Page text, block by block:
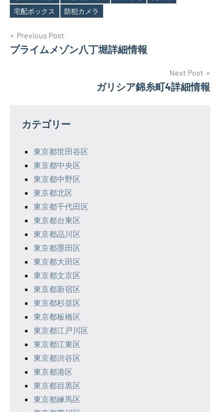
宅配ボックス
防犯カメラ
投
稿
ー
Previous Post
プライムメゾン八丁堀詳細情報
Next Post
ガリシア錦糸町4詳細情報
カテゴリー
東京都世田谷区
東京都中央区
東京都中野区
東京都北区
東京都千代田区
東京都台東区
東京都品川区
東京都墨田区
東京都大田区
東京都文京区
東京都新宿区
東京都杉並区
東京都板橋区
東京都江戸川区
東京都江東区
東京都渋谷区
東京都港区
東京都目黒区
東京都練馬区